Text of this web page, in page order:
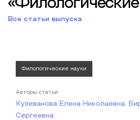
«Филологические
Все статьи выпуска
Филологические науки
Авторы статьи
Кузеванова Елена Николаевна,
Сергеевна